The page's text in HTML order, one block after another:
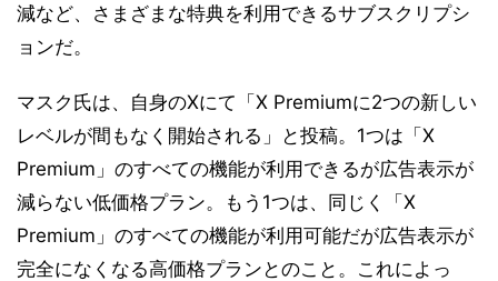
減など、さまざまな特典を利用できるサブスクリプシ
ョンだ。
マスク氏は、自身のXにて「X Premiumに2つの新しい
レベルが間もなく開始される」と投稿。1つは「X
Premium」のすべての機能が利用できるが広告表示が
減らない低価格プラン。もう1つは、同じく「X
Premium」のすべての機能が利用可能だが広告表示が
完全になくなる高価格プランとのこと。これによっ